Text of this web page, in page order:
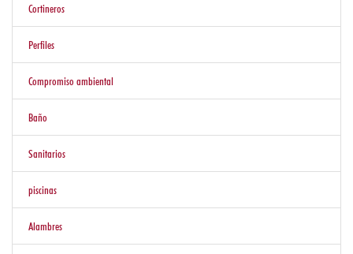
Cortineros
Perfiles
Compromiso ambiental
Baño
Sanitarios
piscinas
Alambres